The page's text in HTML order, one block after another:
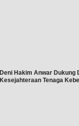
Deni Hakim Anwar Dukung
Kesejahteraan Tenaga